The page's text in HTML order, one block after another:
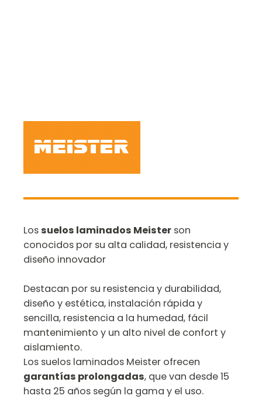
Lossuelos laminados Meister son
conocidos por su alta calidad, resistencia y
diseño innovador
Destacan por su resistencia y durabilidad,
diseño y estética, instalación rápida y
sencilla, resistencia a la humedad, fácil
mantenimiento y un alto nivel de confort y
aislamiento.
Los suelos laminados Meister ofrecen
garantías prolongadas, que van desde 15
hasta 25 años según la gama y el uso.